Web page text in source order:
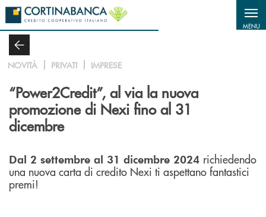
Salta al contenuto principale
MENU
NOVITÀ PRIVATI IMPRESE
“Power2Credit”, al via la nuova
promozione di Nexi fino al 31
dicembre
Dal 2 settembre al 31 dicembre 2024 richiedendo
una nuova carta di credito Nexi ti aspettano fantastici
premi!